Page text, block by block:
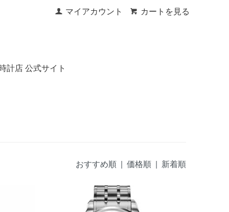
マイアカウント カートを見る
計店 公式サイト
おすすめ順 | 価格順 | 新着順